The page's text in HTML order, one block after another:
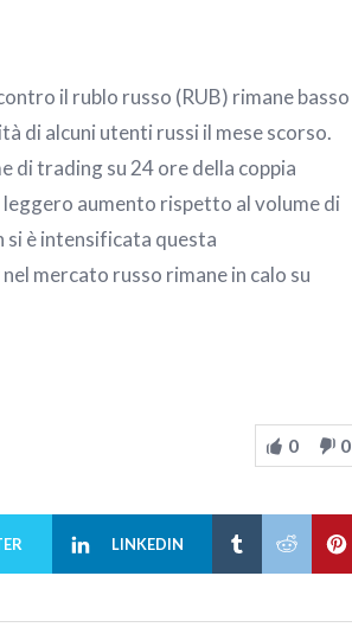
il rublo russo (RUB) rimane basso
di alcuni utenti russi il mese scorso.
di trading su 24 ore della coppia
aumento rispetto al volume di
si è intensificata questa
mercato russo rimane in calo su
0 0
LINKEDIN